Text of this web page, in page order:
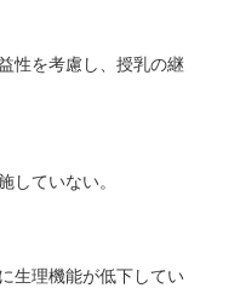
性を考慮し、授乳の継
していない。
生理機能が低下してい